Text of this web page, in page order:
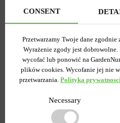
Lilia OT Hybryda Pretty
woman
Wysyłamy od 5 września
Kupiony 1956 razy
Kod produktu
1308
7.58 zł
CONSENT
Przetwarzamy Twoje dane
Wyrażenie zgody jest
wycofać lub ponowić na
plików cookies. Wycofanie jej nie
przetwarzania. Polityka
Necessary